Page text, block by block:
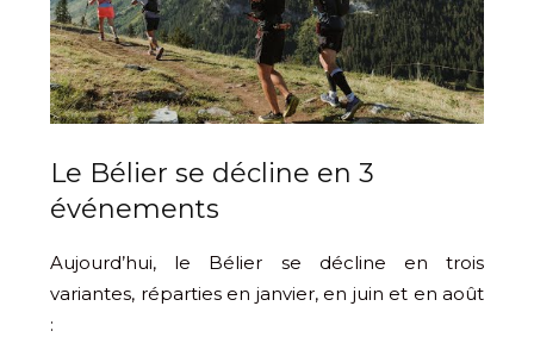
Le Bélier se décline en 3
événements
Aujourd’hui, le Bélier se décline en trois
variantes, réparties en janvier, en juin et en août
: